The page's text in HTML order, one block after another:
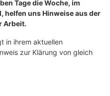
Tage die Woche, im
helfen uns Hinweise aus der
Arbeit.
in ihrem aktuellen
zur Klärung von gleich